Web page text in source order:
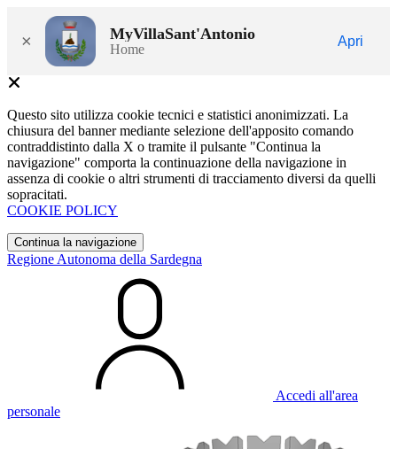
× MyVillaSant'Antonio
Home
Apri
Questo sito utilizza cookie tecnici e statistici anonimizzati. La
chiusura del banner mediante selezione dell'apposito comando
contraddistinto dalla X o tramite il pulsante "Continua la
navigazione" comporta la continuazione della navigazione in
assenza di cookie o altri strumenti di tracciamento diversi da quelli
sopracitati.
COOKIE POLICY
Continua la navigazione
Regione Autonoma della Sardegna
Accedi all'area
personale